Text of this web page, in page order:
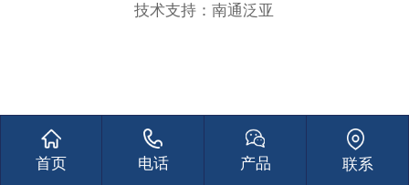
技术支持：南通泛亚
首页 电话 产品 联系